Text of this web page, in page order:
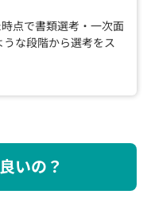
点で書類選考・一次面
な段階から選考をス
いの？